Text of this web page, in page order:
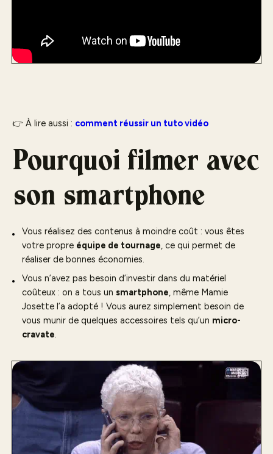
👉 À lire aussi : comment réussir un tuto vidéo
Pourquoi filmer avec
son smartphone
Vous réalisez des contenus à moindre coût : vous êtes
votre propre équipe de tournage, ce qui permet de
réaliser de bonnes économies.
Vous n’avez pas besoin d’investir dans du matériel
coûteux : on a tous un smartphone, même Mamie
Josette l’a adopté ! Vous aurez simplement besoin de
vous munir de quelques accessoires tels qu’un micro-
cravate.